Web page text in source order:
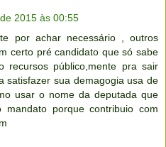
2015 às 00:55
por achar necessário , outros
certo pré candidato que só sabe
recursos público,mente pra sair
satisfazer sua demagogia usa de
usar o nome da deputada que
porque contribuio com